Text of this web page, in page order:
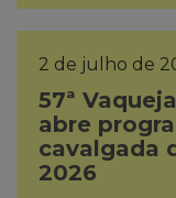
2 de julho de
57ª
abre
cavalgada
2026